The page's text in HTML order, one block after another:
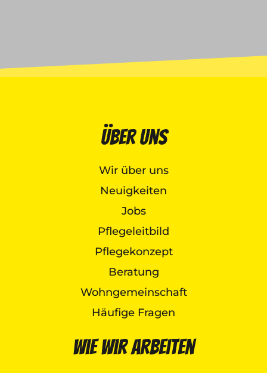
Über uns
Wir über uns
Neuigkeiten
Jobs
Pflegeleitbild
Pflegekonzept
Beratung
Wohngemeinschaft
Häufige Fragen
Wie wir arbeiten